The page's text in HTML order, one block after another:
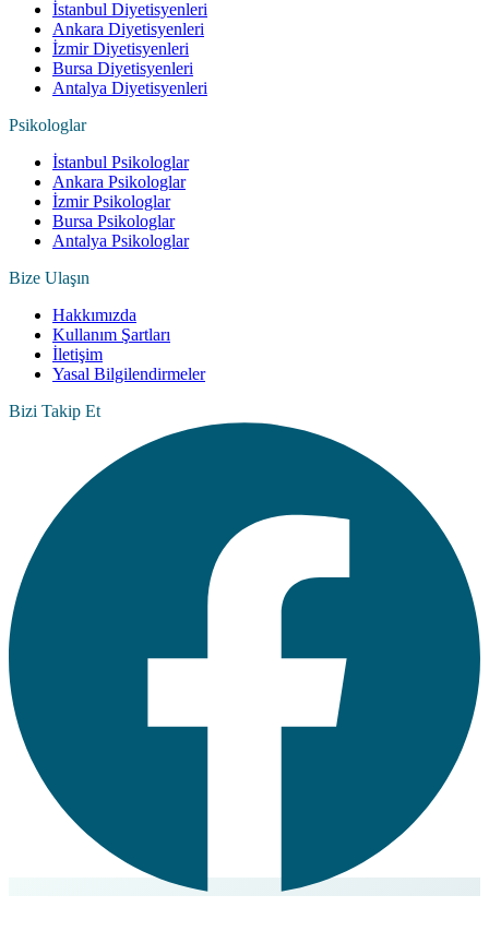
İstanbul Diyetisyenleri
Ankara Diyetisyenleri
İzmir Diyetisyenleri
Bursa Diyetisyenleri
Antalya Diyetisyenleri
Psikologlar
İstanbul Psikologlar
Ankara Psikologlar
İzmir Psikologlar
Bursa Psikologlar
Antalya Psikologlar
Bize Ulaşın
Hakkımızda
Kullanım Şartları
İletişim
Yasal Bilgilendirmeler
Bizi Takip Et